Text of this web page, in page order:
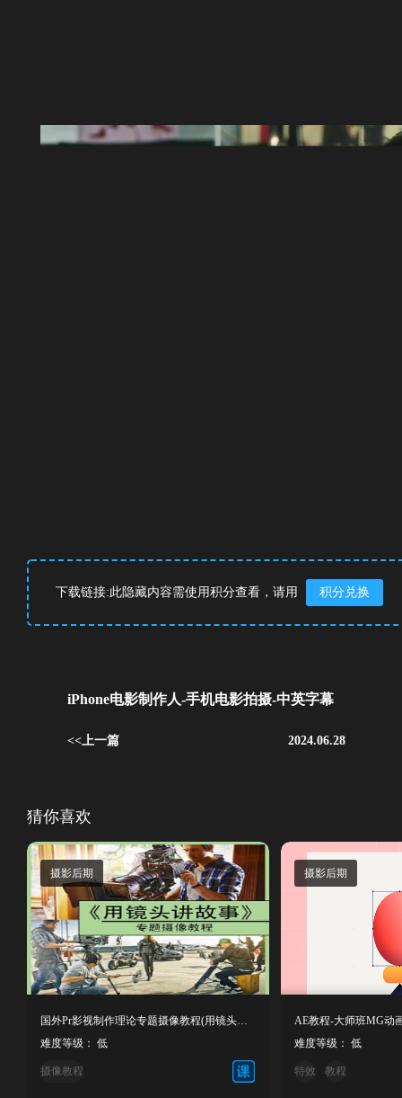
下载链接:此隐藏内容需使用积分查看，请用 积分兑换
iPhone电影制作人-手机电影拍摄-中英字幕
2024.06.28
<<上一篇
猜你喜欢
摄影后期
难度等级： 低
摄像教程
摄影后期
难度等级： 低
特效 教程